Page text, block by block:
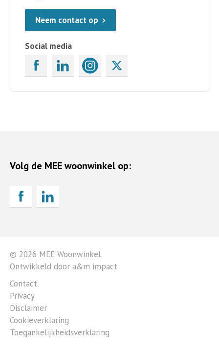
Neem contact op
Social media
Volg de MEE woonwinkel op:
© 2026 MEE Woonwinkel
Ontwikkeld door a&m impact
Contact
Privacy
Disclaimer
Cookieverklaring
Toegankelijkheidsverklaring